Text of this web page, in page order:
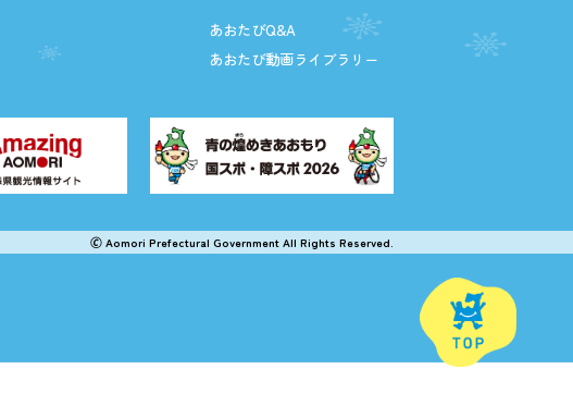
あおたびQ&A
あおたび動画ライブラリー
🄫 Aomori Prefectural Government All Rights Reserved.